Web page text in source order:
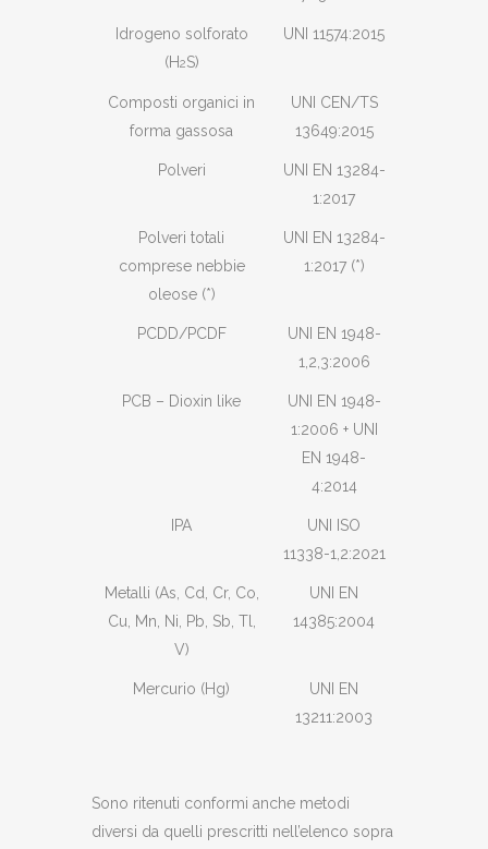
Idrogeno solforato
(H2S)
UNI 11574:2015
Composti organici in
forma gassosa
UNI CEN/TS
13649:2015
Polveri
UNI EN 13284-
1:2017
Polveri totali
comprese nebbie
oleose (*)
UNI EN 13284-
1:2017 (*)
PCDD/PCDF
UNI EN 1948-
1,2,3:2006
PCB – Dioxin like
UNI EN 1948-
1:2006 + UNI
EN 1948-
4:2014
IPA
UNI ISO
11338-1,2:2021
Metalli (As, Cd, Cr, Co,
Cu, Mn, Ni, Pb, Sb, Tl,
V)
UNI EN
14385:2004
Mercurio (Hg)
UNI EN
13211:2003
Sono ritenuti conformi anche metodi
diversi da quelli prescritti nell’elenco sopra